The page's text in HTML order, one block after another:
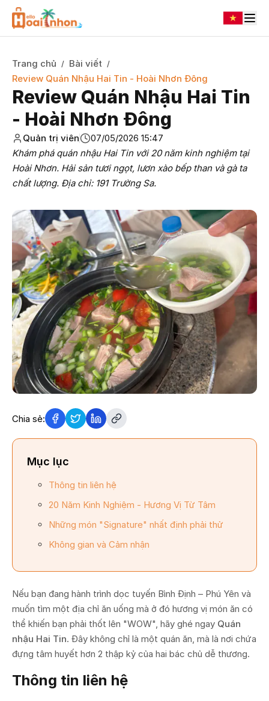
Trang chủ / Bài viết /
Review Quán Nhậu Hai Tin - Hoài Nhơn Đông
Review Quán Nhậu Hai Tin
- Hoài Nhơn Đông
Quản trị viên
07/05/2026 15:47
Khám phá quán nhậu Hai Tin với 20 năm kinh nghiệm tại
Hoài Nhơn. Hải sản tươi ngọt, lươn xào bếp than và gà ta
chất lượng. Địa chỉ: 191 Trường Sa.
Chia sẻ:
Mục lục
Thông tin liên hệ
20 Năm Kinh Nghiệm - Hương Vị Từ Tâm
Những món "Signature" nhất định phải thử
Không gian và Cảm nhận
Nếu bạn đang hành trình dọc tuyến Bình Định – Phú Yên và
muốn tìm một địa chỉ ăn uống mà ở đó hương vị món ăn có
thể khiến bạn phải thốt lên "WOW", hãy ghé ngay Quán
nhậu Hai Tin. Đây không chỉ là một quán ăn, mà là nơi chứa
đựng tâm huyết hơn 2 thập kỷ của hai bác chủ dễ thương.
Thông tin liên hệ